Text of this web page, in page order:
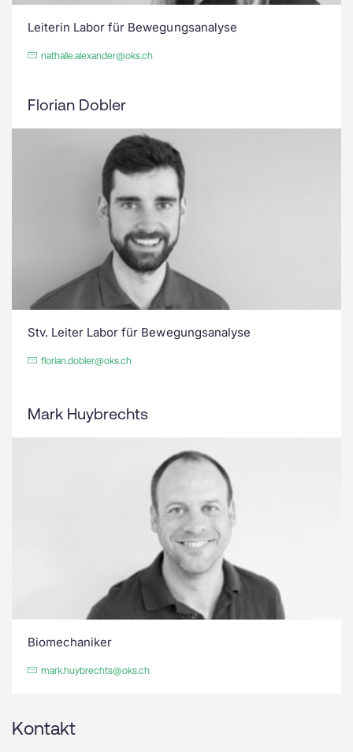
Leiterin Labor für Bewegungsanalyse
nathalie.alexander@oks.ch
Florian Dobler
Stv. Leiter Labor für Bewegungsanalyse
florian.dobler@oks.ch
Mark Huybrechts
Biomechaniker
mark.huybrechts@oks.ch
Kontakt